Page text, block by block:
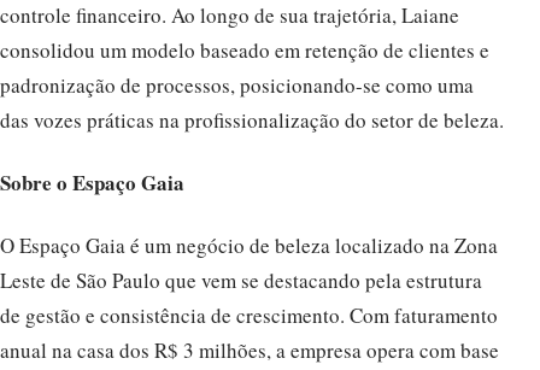
controle financeiro. Ao longo de sua trajetória, Laiane
consolidou um modelo baseado em retenção de clientes e
padronização de processos, posicionando-se como uma
das vozes práticas na profissionalização do setor de beleza.
Sobre o Espaço Gaia
O Espaço Gaia é um negócio de beleza localizado na Zona
Leste de São Paulo que vem se destacando pela estrutura
de gestão e consistência de crescimento. Com faturamento
anual na casa dos R$ 3 milhões, a empresa opera com base